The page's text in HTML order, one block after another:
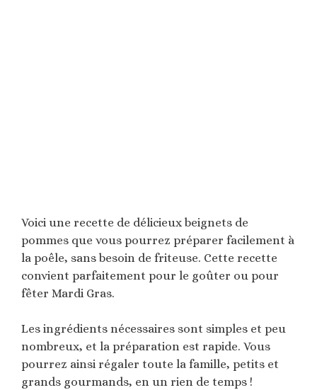
Voici une recette de délicieux beignets de
pommes que vous pourrez préparer facilement à
la poêle, sans besoin de friteuse. Cette recette
convient parfaitement pour le goûter ou pour
fêter Mardi Gras.
Les ingrédients nécessaires sont simples et peu
nombreux, et la préparation est rapide. Vous
pourrez ainsi régaler toute la famille, petits et
grands gourmands, en un rien de temps !